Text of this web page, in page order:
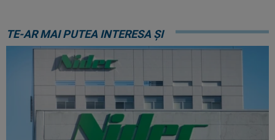
TE-AR MAI PUTEA INTERESA ȘI